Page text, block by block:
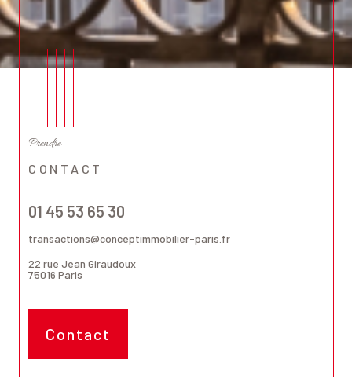
Prendre
CONTACT
01 45 53 65 30
transactions@conceptimmobilier-paris.fr
22 rue Jean Giraudoux
75016
Paris
Contact